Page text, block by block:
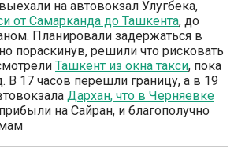
на автовокзал Улугбека,
от Самарканда до Ташкента, до
Планировали задержаться в
пораскинув, решили что рисковать
Ташкент из окна такси, пока
В 17 часов перешли границу, а в 19
Дархан, что в Черняевке
на Сайран, и благополучно